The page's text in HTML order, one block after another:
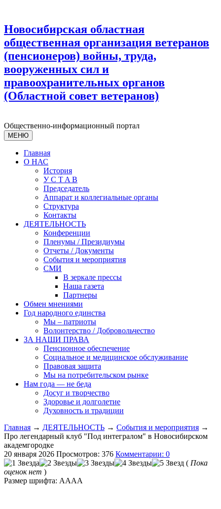
Новосибирская областная
общественная организация ветеранов
(пенсионеров) войны, труда,
вооруженных сил и
правоохранительных органов
(Областной совет ветеранов)
Общественно-информационный портал
МЕНЮ
Главная
О НАС
История
У С T A B
Председатель
Аппарат и коллегиальные органы
Структура
Контакты
ДЕЯТЕЛЬНОСТЬ
Конференции
Пленумы / Президиумы
Отчеты / Документы
События и мероприятия
СМИ
В зеркале прессы
Наша газета
Партнеры
Обмен мнениями
Год народного единства
Мы – патриоты
Волонтерство / Добровольчество
ЗА НАШИ ПРАВА
Пенсионное обеспечение
Социальное и медицинское обслуживание
Правовая защита
Мы на потребительском рынке
Нам года — не беда
Досуг и творчество
Здоровье и долголетие
Духовность и традиции
Главная → ДЕЯТЕЛЬНОСТЬ → События и мероприятия →
Про легендарный клуб "Под интегралом" в Новосибирском
академгородке
20 января 2026 Просмотров: 376 Комментарии: 0
( Пока
оценок нет )
Размер шрифта: AAAA